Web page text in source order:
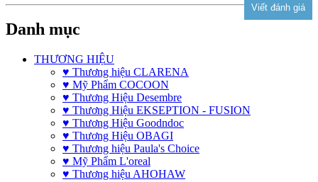
Danh mục
THƯƠNG HIỆU
♥ Thương hiệu CLARENA
♥ Mỹ Phẩm COCOON
♥ Thương Hiệu Desembre
♥ Thương Hiệu EKSEPTION - FUSION
♥ Thương Hiệu Goodndoc
♥ Thương Hiệu OBAGI
♥ Thương hiệu Paula's Choice
♥ Mỹ Phẩm L'oreal
♥ Thương hiệu AHOHAW